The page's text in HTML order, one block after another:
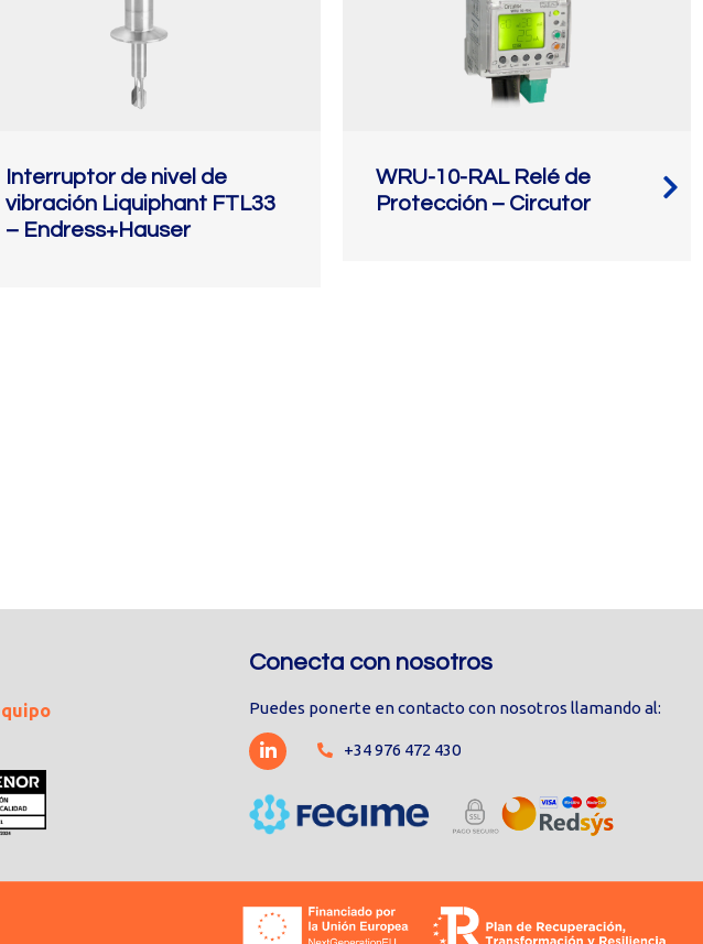
Interruptor de nivel de
vibración Liquiphant FTL33
– Endress+Hauser
WRU-10-RAL Relé de
Protección – Circutor
Conecta con nosotros
Puedes ponerte en contacto con nosotros llamando al:
+34 976 472 430